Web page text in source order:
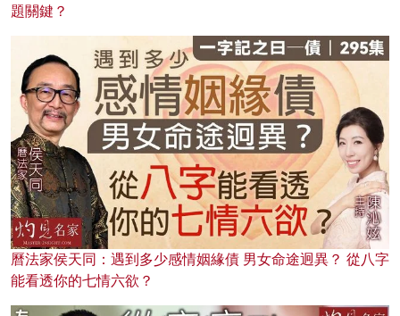
題關鍵？
曆法家侯天同：遇到多少感情姻緣債 男女命途迥異？ 從八字
能看透你的七情六欲？